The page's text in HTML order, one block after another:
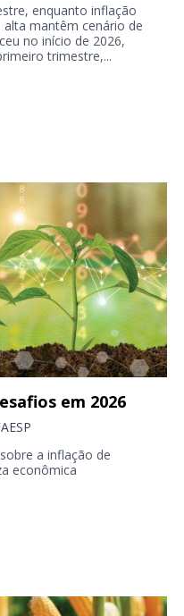
enquanto inflação
mantêm cenário de
no início de 2026,
trimestre,...
em 2026
a inflação de
econômica